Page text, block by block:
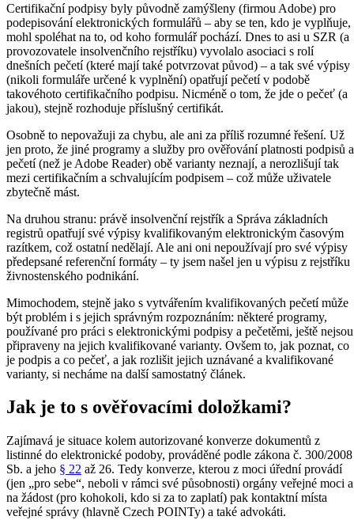
Certifikační podpisy byly původně zamýšleny (firmou Adobe) pro
podepisování elektronických formulářů – aby se ten, kdo je vyplňuje,
mohl spoléhat na to, od koho formulář pochází. Dnes to asi u SZR (a
provozovatele insolvenčního rejstříku) vyvolalo asociaci s rolí
dnešních pečetí (které mají také potvrzovat původ) – a tak své výpisy
(nikoli formuláře určené k vyplnění) opatřují pečetí v podobě
takovéhoto certifikačního podpisu. Nicméně o tom, že jde o pečeť (a
jakou), stejně rozhoduje příslušný certifikát.
Osobně to nepovažuji za chybu, ale ani za příliš rozumné řešení. Už
jen proto, že jiné programy a služby pro ověřování platnosti podpisů a
pečetí (než je Adobe Reader) obě varianty neznají, a nerozlišují tak
mezi certifikačním a schvalujícím podpisem – což může uživatele
zbytečně mást.
Na druhou stranu: právě insolvenční rejstřík a Správa základních
registrů opatřují své výpisy kvalifikovaným elektronickým časovým
razítkem, což ostatní nedělají. Ale ani oni nepoužívají pro své výpisy
předepsané referenční formáty – ty jsem našel jen u výpisu z rejstříku
živnostenského podnikání.
Mimochodem, stejně jako s vytvářením kvalifikovaných pečetí může
být problém i s jejich správným rozpoznáním: některé programy,
používané pro práci s elektronickými podpisy a pečetěmi, ještě nejsou
připraveny na jejich kvalifikované varianty. Ovšem to, jak poznat, co
je podpis a co pečeť, a jak rozlišit jejich uznávané a kvalifikované
varianty, si necháme na další samostatný článek.
Jak je to s ověřovacími doložkami?
Zajímavá je situace kolem autorizované konverze dokumentů z
listinné do elektronické podoby, prováděné podle zákona č. 300/2008
Sb. a jeho § 22 až 26. Tedy konverze, kterou z moci úřední provádí
(jen „pro sebe“, neboli v rámci své působnosti) orgány veřejné moci a
na žádost (pro kohokoli, kdo si za to zaplatí) pak kontaktní místa
veřejné správy (hlavně Czech POINTy) a také advokáti.